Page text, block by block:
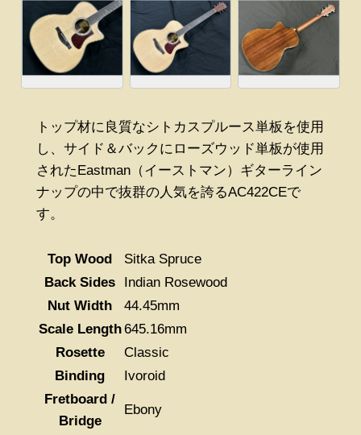
トップ材に良質なシトカスプルース単板を使用
し、サイド＆バックにローズウッド単板が使用
されたEastman（イーストマン）ギターライン
ナップの中で抜群の人気を誇るAC422CEで
す。
Top Wood
Sitka Spruce
Back Sides
Indian Rosewood
Nut Width
44.45mm
Scale Length645.16mm
Rosette
Classic
Binding
Ivoroid
Fretboard /
Bridge
Ebony